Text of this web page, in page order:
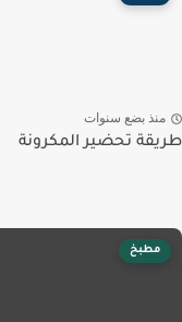
بضع سنوات
تحضير المكرونة
مطبخ